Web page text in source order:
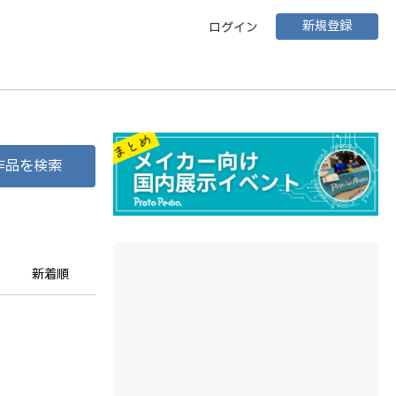
ログイン 新規登録
品を検索
新着順